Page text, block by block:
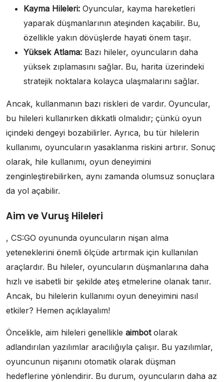
Kayma Hileleri: Oyuncular, kayma hareketleri
yaparak düşmanlarının ateşinden kaçabilir. Bu,
özellikle yakın dövüşlerde hayati önem taşır.
Yüksek Atlama: Bazı hileler, oyuncuların daha
yüksek zıplamasını sağlar. Bu, harita üzerindeki
stratejik noktalara kolayca ulaşmalarını sağlar.
Ancak, kullanmanın bazı riskleri de vardır. Oyuncular,
bu hileleri kullanırken dikkatli olmalıdır; çünkü oyun
içindeki dengeyi bozabilirler. Ayrıca, bu tür hilelerin
kullanımı, oyuncuların yasaklanma riskini artırır. Sonuç
olarak, hile kullanımı, oyun deneyimini
zenginleştirebilirken, aynı zamanda olumsuz sonuçlara
da yol açabilir.
Aim ve Vuruş Hileleri
, CS:GO oyununda oyuncuların nişan alma
yeteneklerini önemli ölçüde artırmak için kullanılan
araçlardır. Bu hileler, oyuncuların düşmanlarına daha
hızlı ve isabetli bir şekilde ateş etmelerine olanak tanır.
Ancak, bu hilelerin kullanımı oyun deneyimini nasıl
etkiler? Hemen açıklayalım!
Öncelikle, aim hileleri genellikle aimbotolarak
adlandırılan yazılımlar aracılığıyla çalışır. Bu yazılımlar,
oyuncunun nişanını otomatik olarak düşman
hedeflerine yönlendirir. Bu durum, oyuncuların daha az